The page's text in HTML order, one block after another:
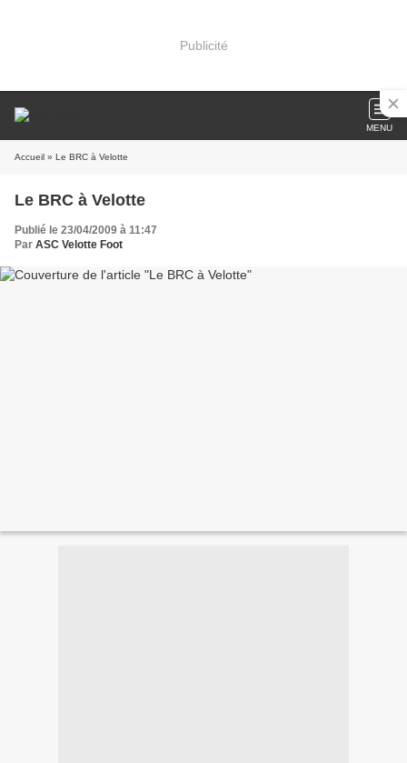
Publicité
MENU
Accueil » Le BRC à Velotte
Le BRC à Velotte
Publié le 23/04/2009 à 11:47
Par ASC Velotte Foot